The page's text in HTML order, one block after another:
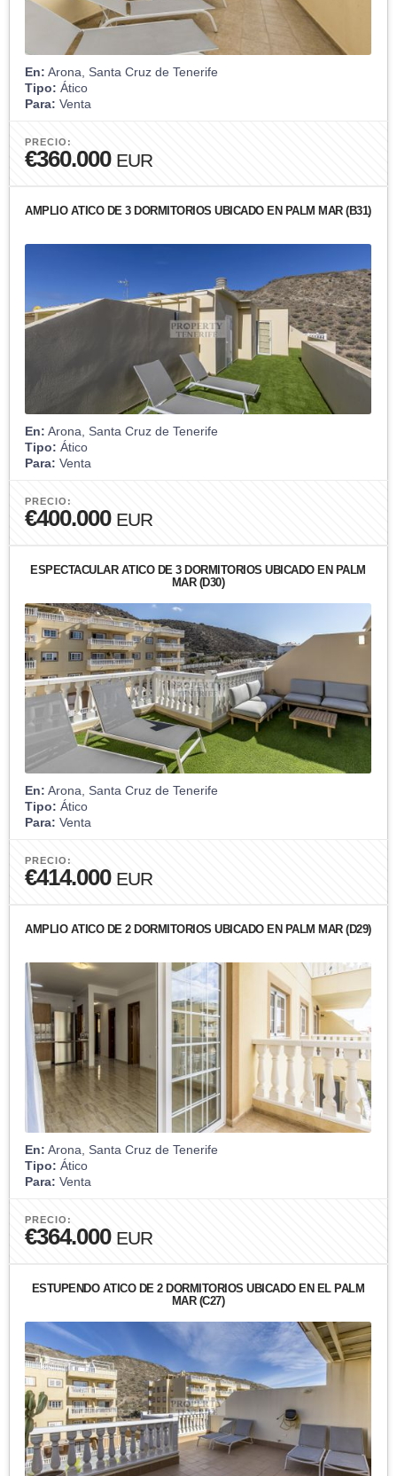
En: Arona, Santa Cruz de Tenerife
Tipo: Ático
Para: Venta
PRECIO:
€360.000 EUR
AMPLIO ÁTICO DE 3 DORMITORIOS UBICADO EN PALM MAR (B31)
En: Arona, Santa Cruz de Tenerife
Tipo: Ático
Para: Venta
PRECIO:
€400.000 EUR
ESPECTACULAR ÁTICO DE 3 DORMITORIOS UBICADO EN PALM
MAR (D30)
En: Arona, Santa Cruz de Tenerife
Tipo: Ático
Para: Venta
PRECIO:
€414.000 EUR
AMPLIO ÁTICO DE 2 DORMITORIOS UBICADO EN PALM MAR (D29)
En: Arona, Santa Cruz de Tenerife
Tipo: Ático
Para: Venta
PRECIO:
€364.000 EUR
ESTUPENDO ÁTICO DE 2 DORMITORIOS UBICADO EN EL PALM
MAR (C27)